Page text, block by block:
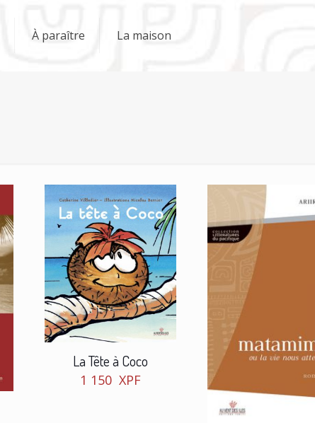
À paraître La maison
La Tête à Coco
1 150 XPF